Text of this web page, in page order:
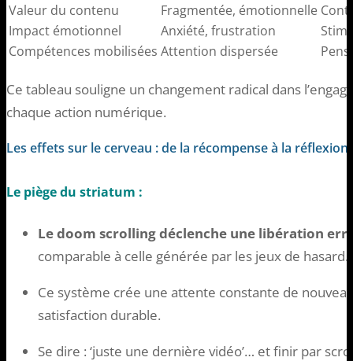
Valeur du contenu
Fragmentée, émotionnelle
Impact émotionnel
Anxiété, frustration
Compétences mobilisées Attention dispersée
Ce tableau souligne un changement radical dans
chaque action numérique.
Les effets sur le cerveau : de la récompense à la réflexion
Le piège du striatum :
Le doom scrolling déclenche une libération
comparable à celle générée par les jeux de hasard.
Ce système crée une attente constante de
satisfaction durable.
Se dire : ‘juste une dernière vidéo’… et finir par